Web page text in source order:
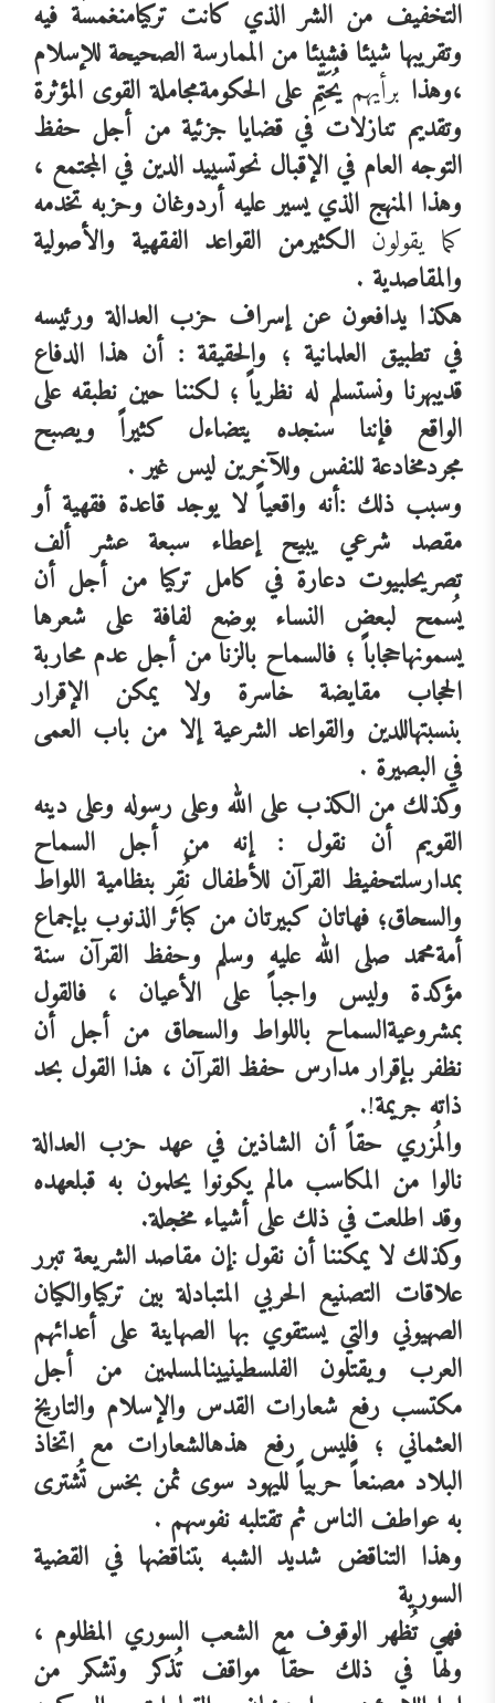
التخفيف من الشر الذي كانت تركيامنغمسة فيه
وتقريبهاشيئافشيئامنالممارسةالصحيحةللإسلام
،وهذا برأيهميُحَتِّم علىالحكومةمجاملةالقوىالمؤثرة
وتقديم تنازلات في قضايا جزئية من أجل حفظ
التوجهالعامفيالإقبالنحوتسييدالدينفيالمجتمع ،
وهذاالمنهجالذييسيرعليهأردوغان وحزبهتخدمه
كما يقولون الكثيرمن القواعد الفقهية والأصولية
والمقاصدية.
هكذا يدافعون عن إسراف حزب العدالة ورئيسه
في تطبيق العلمانية ؛ والحقيقة : أن هذا الدفاع
قديبهرنا ونستسلم له نظرياً ؛ لكننا حين نطبقه على
الواقع فإننا سنجده يتضاءل كثيراً ويصبح
مجردمخادعةللنفسوللآخرينليسغير.
وسبب ذلك :أنه واقعياً لا يوجد قاعدة فقهية أو
مقصد شرعي يبيح إعطاء سبعة عشر ألف
تصريحلبيوت دعارة في كامل تركيا من أجل أن
يُسمح لبعض النساء بوضع لفافة على شعرها
يسمونهاحجاباً؛ فالسماحبالزنامنأجلعدممحاربة
الحجاب مقايضة خاسرة ولا يمكن الإقرار
بنسبتهاللدين والقواعد الشرعية إلا من باب العمى
فيالبصيرة .
وكذلكمنالكذبعلىاللهوعلىرسوله وعلىدينه
القويم أن نقول : إنه من أجل السماح
بمدارسلتحفيظ القرآن للأطفال نُقِر بنظامية اللواط
والسحاق؛فهاتانكبيرتانمنكبائرالذنوببإجماع
أمةمحمد صلى الله عليه وسلم وحفظ القرآن سنة
مؤكدة وليس واجباً على الأعيان ، فالقول
بمشروعيةالسماح باللواط والسحاق من أجل أن
نظفربإقرارمدارسحفظالقرآن ، هذاالقولبحد
ذاتهجريمة!.
والمُزري حقاً أن الشاذين في عهد حزب العدالة
نالوا من المكاسب مالم يكونوا يحلمون به قبلعهده
وقداطلعتفيذلكعلىأشياءمخجلة.
وكذلكلايمكنناأننقول:إنمقاصدالشريعةتبرر
علاقات التصنيع الحربي المتبادلة بين تركياوالكيان
الصهيوني والتي يستقوي بها الصهاينة على أعدائهم
العرب ويقتلون الفلسطينيينالمسلمين من أجل
مكتسب رفع شعارات القدس والإسلام والتاريخ
العثماني ؛ فليس رفع هذهالشعارات مع اتخاذ
البلاد مصنعاًحربياًلليهود سوى ثمن بخستُشترى
بهعواطفالناسثمتقتلبهنفوسهم .
وهذا التناقض شديد الشبه بتناقضها في القضية
السورية
فهي تُظهر الوقوف مع الشعب السوري المظلوم ،
ولها في ذلك حقاً مواقف تُذكر وتشكر من